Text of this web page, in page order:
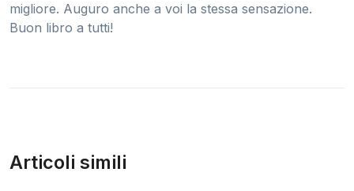
migliore. Auguro anche a voi la stessa sensazione.
Buon libro a tutti!
Articoli simili